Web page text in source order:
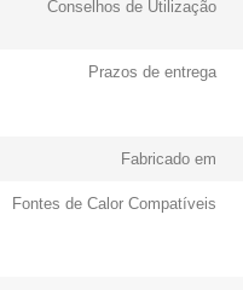
Conselhos de Utilização
Prazos de entrega
Fabricado em
Fontes de Calor Compatíveis